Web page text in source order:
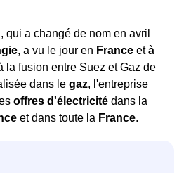
qui a changé de nom en avril
, a vu le jour en France età
la fusion entre Suez et Gaz de
dans le gaz, l'entreprise
offres d'électricité dans la
et dans toute la France.